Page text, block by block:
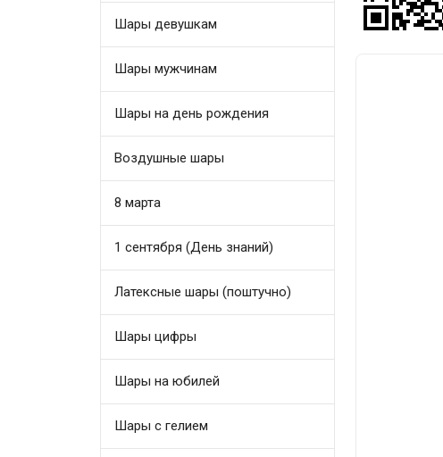
Шары девушкам
Шары мужчинам
Шары на день рождения
Воздушные шары
8 марта
1 сентября (День знаний)
Латексные шары (поштучно)
Шары цифры
Шары на юбилей
Шары с гелием